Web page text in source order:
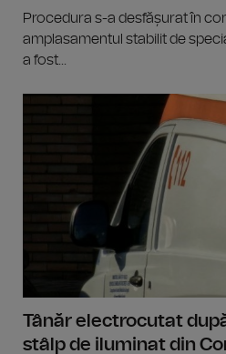
Procedura s-a desfășurat în
amplasamentul stabilit de
a fost...
Tânăr electrocutat
stâlp de iluminat din